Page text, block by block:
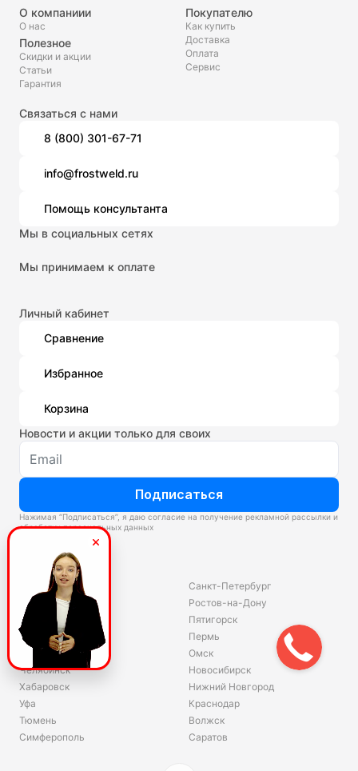
О компаниии
О нас
Полезное
Скидки и акции
Статьи
Гарантия
Покупателю
Как купить
Доставка
Оплата
Сервис
Связаться с нами
8 (800) 301-67-71
info@frostweld.ru
Помощь консультанта
Мы в социальных сетях
Мы принимаем к оплате
Личный кабинет
Сравнение
Избранное
Корзина
Новости и акции только для своих
Подписаться
Нажимая “Подписаться”, я даю согласие на получение рекламной рассылки и
обработку персональных данных
Склады
Владивосток
Екатеринбург
Красноярск
Волгоград
Ярославль
Челябинск
Хабаровск
Уфа
Тюмень
Симферополь
Санкт-Петербург
Ростов-на-Дону
Пятигорск
Пермь
Омск
Новосибирск
Нижний Новгород
Краснодар
Волжск
Саратов